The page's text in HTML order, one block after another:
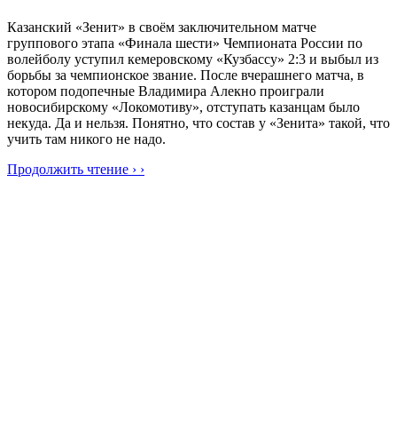
Казанский «Зенит» в своём заключительном матче
группового этапа «Финала шести» Чемпионата России по
волейболу уступил кемеровскому «Кузбассу» 2:3 и выбыл из
борьбы за чемпионское звание. После вчерашнего матча, в
котором подопечные Владимира Алекно проиграли
новосибирскому «Локомотиву», отступать казанцам было
некуда. Да и нельзя. Понятно, что состав у «Зенита» такой, что
учить там никого не надо.
Продолжить чтение › ›